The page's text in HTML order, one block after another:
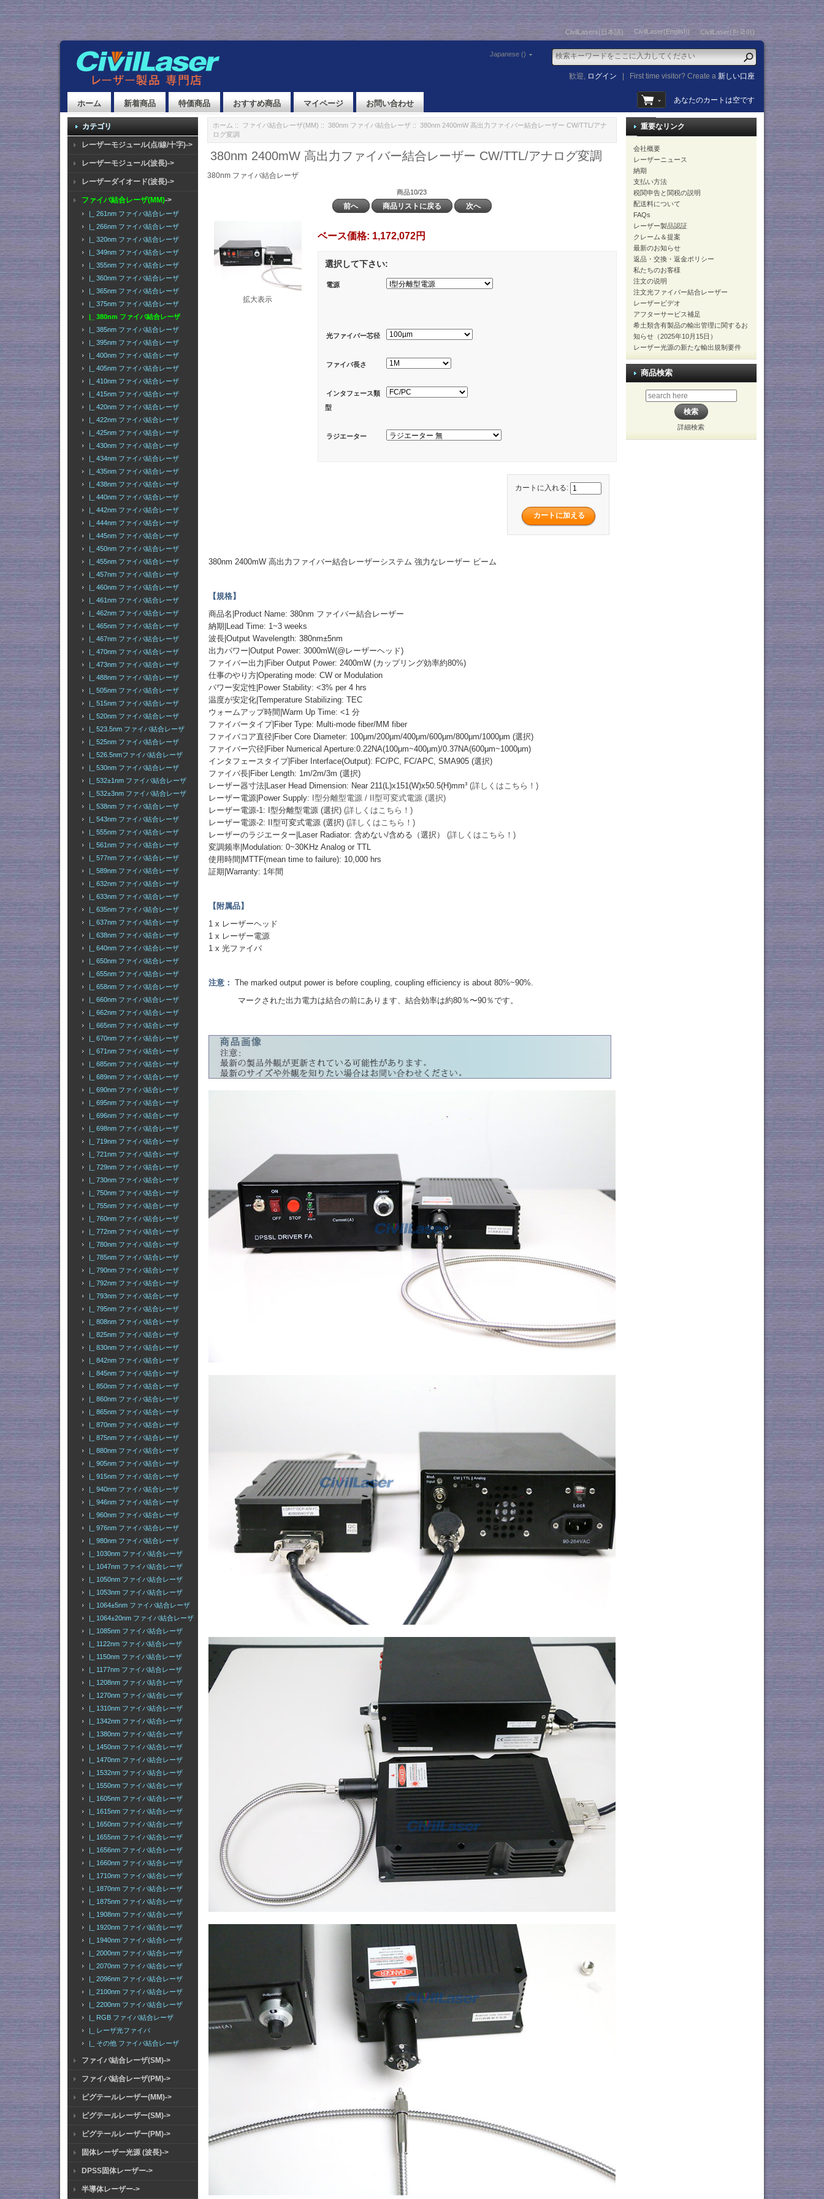
CivilLasers(日本語) CivilLaser(English) CivilLaser(한국어)
Japanese ()
歓迎, ログイン First time visitor? Create a新しい口座
ホーム 新着商品 特価商品 おすすめ商品 マイページ お問い合わせ あなたのカートは空です
カテゴリ
レーザーモジュール(点/線/十字)->
レーザーモジュール(波長)->
レーザーダイオード(波長)->
ファイバ結合レーザ(MM)->
|_ 261nm ファイバ結合レーザ
|_ 266nm ファイバ結合レーザ
|_ 320nm ファイバ結合レーザ
|_ 349nm ファイバ結合レーザ
|_ 355nm ファイバ結合レーザ
|_ 360nm ファイバ結合レーザ
|_ 365nm ファイバ結合レーザ
|_ 375nm ファイバ結合レーザ
|_ 380nm ファイバ結合レーザ
|_ 385nm ファイバ結合レーザ
|_ 395nm ファイバ結合レーザ
|_ 400nm ファイバ結合レーザ
|_ 405nm ファイバ結合レーザ
|_ 410nm ファイバ結合レーザ
|_ 415nm ファイバ結合レーザ
|_ 420nm ファイバ結合レーザ
|_ 422nm ファイバ結合レーザ
|_ 425nm ファイバ結合レーザ
|_ 430nm ファイバ結合レーザ
|_ 434nm ファイバ結合レーザ
|_ 435nm ファイバ結合レーザ
|_ 438nm ファイバ結合レーザ
|_ 440nm ファイバ結合レーザ
|_ 442nm ファイバ結合レーザ
|_ 444nm ファイバ結合レーザ
|_ 445nm ファイバ結合レーザ
|_ 450nm ファイバ結合レーザ
|_ 455nm ファイバ結合レーザ
|_ 457nm ファイバ結合レーザ
|_ 460nm ファイバ結合レーザ
|_ 461nm ファイバ結合レーザ
|_ 462nm ファイバ結合レーザ
|_ 465nm ファイバ結合レーザ
|_ 467nm ファイバ結合レーザ
|_ 470nm ファイバ結合レーザ
|_ 473nm ファイバ結合レーザ
|_ 488nm ファイバ結合レーザ
|_ 505nm ファイバ結合レーザ
|_ 515nm ファイバ結合レーザ
|_ 520nm ファイバ結合レーザ
|_ 523.5nm ファイバ結合レーザ
|_ 525nm ファイバ結合レーザ
|_ 526.5nmファイバ結合レーザ
|_ 530nm ファイバ結合レーザ
|_ 532±1nm ファイバ結合レーザ
|_ 532±3nm ファイバ結合レーザ
|_ 538nm ファイバ結合レーザ
|_ 543nm ファイバ結合レーザ
|_ 555nm ファイバ結合レーザ
|_ 561nm ファイバ結合レーザ
|_ 577nm ファイバ結合レーザ
|_ 589nm ファイバ結合レーザ
|_ 632nm ファイバ結合レーザ
|_ 633nm ファイバ結合レーザ
|_ 635nm ファイバ結合レーザ
|_ 637nm ファイバ結合レーザ
|_ 638nm ファイバ結合レーザ
|_ 640nm ファイバ結合レーザ
|_ 650nm ファイバ結合レーザ
|_ 655nm ファイバ結合レーザ
|_ 658nm ファイバ結合レーザ
|_ 660nm ファイバ結合レーザ
|_ 662nm ファイバ結合レーザ
|_ 665nm ファイバ結合レーザ
|_ 670nm ファイバ結合レーザ
|_ 671nm ファイバ結合レーザ
|_ 685nm ファイバ結合レーザ
|_ 689nm ファイバ結合レーザ
|_ 690nm ファイバ結合レーザ
|_ 695nm ファイバ結合レーザ
|_ 696nm ファイバ結合レーザ
|_ 698nm ファイバ結合レーザ
|_ 719nm ファイバ結合レーザ
|_ 721nm ファイバ結合レーザ
|_ 729nm ファイバ結合レーザ
|_ 730nm ファイバ結合レーザ
|_ 750nm ファイバ結合レーザ
|_ 755nm ファイバ結合レーザ
|_ 760nm ファイバ結合レーザ
|_ 772nm ファイバ結合レーザ
|_ 780nm ファイバ結合レーザ
|_ 785nm ファイバ結合レーザ
|_ 790nm ファイバ結合レーザ
|_ 792nm ファイバ結合レーザ
|_ 793nm ファイバ結合レーザ
|_ 795nm ファイバ結合レーザ
|_ 808nm ファイバ結合レーザ
|_ 825nm ファイバ結合レーザ
|_ 830nm ファイバ結合レーザ
|_ 842nm ファイバ結合レーザ
|_ 845nm ファイバ結合レーザ
|_ 850nm ファイバ結合レーザ
|_ 860nm ファイバ結合レーザ
|_ 865nm ファイバ結合レーザ
|_ 870nm ファイバ結合レーザ
|_ 875nm ファイバ結合レーザ
|_ 880nm ファイバ結合レーザ
|_ 905nm ファイバ結合レーザ
|_ 915nm ファイバ結合レーザ
|_ 940nm ファイバ結合レーザ
|_ 946nm ファイバ結合レーザ
|_ 960nm ファイバ結合レーザ
|_ 976nm ファイバ結合レーザ
|_ 980nm ファイバ結合レーザ
|_ 1030nm ファイバ結合レーザ
|_ 1047nm ファイバ結合レーザ
|_ 1050nm ファイバ結合レーザ
|_ 1053nm ファイバ結合レーザ
|_ 1064±5nm ファイバ結合レーザ
|_ 1064±20nm ファイバ結合レーザ
|_ 1085nm ファイバ結合レーザ
|_ 1122nm ファイバ結合レーザ
|_ 1150nm ファイバ結合レーザ
|_ 1177nm ファイバ結合レーザ
|_ 1208nm ファイバ結合レーザ
|_ 1270nm ファイバ結合レーザ
|_ 1310nm ファイバ結合レーザ
|_ 1342nm ファイバ結合レーザ
|_ 1380nm ファイバ結合レーザ
|_ 1450nm ファイバ結合レーザ
|_ 1470nm ファイバ結合レーザ
|_ 1532nm ファイバ結合レーザ
|_ 1550nm ファイバ結合レーザ
|_ 1605nm ファイバ結合レーザ
|_ 1615nm ファイバ結合レーザ
|_ 1650nm ファイバ結合レーザ
|_ 1655nm ファイバ結合レーザ
|_ 1656nm ファイバ結合レーザ
|_ 1660nm ファイバ結合レーザ
|_ 1710nm ファイバ結合レーザ
|_ 1870nm ファイバ結合レーザ
|_ 1875nm ファイバ結合レーザ
|_ 1908nm ファイバ結合レーザ
|_ 1920nm ファイバ結合レーザ
|_ 1940nm ファイバ結合レーザ
|_ 2000nm ファイバ結合レーザ
|_ 2070nm ファイバ結合レーザ
|_ 2096nm ファイバ結合レーザ
|_ 2100nm ファイバ結合レーザ
|_ 2200nm ファイバ結合レーザ
|_ RGB ファイバ結合レーザ
|_ レーザ光ファイバ
|_ その他 ファイバ結合レーザ
ファイバ結合レーザ(SM)->
ファイバ結合レーザ(PM)->
ピグテールレーザー(MM)->
ピグテールレーザー(SM)->
ピグテールレーザー(PM)->
固体レーザー光源 (波長)->
DPSS固体レーザー->
半導体レーザー->
ホーム :: ファイバ結合レーザ(MM) :: 380nm ファイバ結合レーザ:: 380nm 2400mW 高出力ファイバー結合レーザー CW/TTL/アナ
ログ変調
380nm 2400mW 高出力ファイバー結合レーザー CW/TTL/アナログ変調
380nm ファイバ結合レーザ
商品10/23
前へ 商品リストに戻る 次へ
拡大表示
ベース価格: 1,172,072円
選択して下さい:
電源
光ファイバー芯径
ファイバ長さ
インタフェース類
型
ラジエーター
カートに入れる:
380nm 2400mW 高出力ファイバー結合レーザーシステム 強力なレーザー ビーム
【規格】
商品名|Product Name: 380nm ファイバー結合レーザー
納期|Lead Time: 1~3 weeks
波長|Output Wavelength: 380nm±5nm
出力パワー|Output Power: 3000mW(@レーザーヘッド)
ファイバー出力|Fiber Output Power: 2400mW (カップリング効率約80%)
仕事のやり方|Operating mode: CW or Modulation
パワー安定性|Power Stability: <3% per 4 hrs
温度が安定化|Temperature Stabilizing: TEC
ウォームアップ時間|Warm Up Time: <1 分
ファイバータイプ|Fiber Type: Multi-mode fiber/MM fiber
ファイバコア直径|Fiber Core Diameter: 100μm/200μm/400μm/600μm/800μm/1000μm (選択)
ファイバー穴径|Fiber Numerical Aperture:0.22NA(100μm~400μm)/0.37NA(600μm~1000μm)
インタフェースタイプ|Fiber Interface(Output): FC/PC, FC/APC, SMA905 (選択)
ファイバ長|Fiber Length: 1m/2m/3m (選択)
レーザー器寸法|Laser Head Dimension: Near 211(L)x151(W)x50.5(H)mm³(詳しくはこちら！)
レーザー電源|Power Supply: I型分離型電源 / II型可変式電源 (選択)
レーザー電源-1: I型分離型電源 (選択)(詳しくはこちら！)
レーザー電源-2: II型可変式電源 (選択)(詳しくはこちら！)
レーザーのラジエーター|Laser Radiator: 含めない/含める（選択）(詳しくはこちら！)
変調频率|Modulation: 0~30KHz Analog or TTL
使用時間|MTTF(mean time to failure): 10,000 hrs
証期|Warranty: 1年間
【附属品】
1 x レーザーヘッド
1 x レーザー電源
1 x 光ファイバ
注意： The marked output power is before coupling, coupling efficiency is about 80%~90%.
マークされた出力電力は結合の前にあります、結合効率は約80％〜90％です。
重要なリンク
会社概要
レーザーニュース
納期
支払い方法
税関申告と関税の説明
配送料について
FAQs
レーザー製品認証
クレーム＆提案
最新のお知らせ
返品・交換・返金ポリシー
私たちのお客様
注文の说明
注文光ファイバー結合レーザー
レーザービデオ
アフターサービス補足
希土類含有製品の輸出管理に関するお
知らせ（2025年10月15日）
レーザー光源の新たな輸出規制要件
商品検索
詳細検索